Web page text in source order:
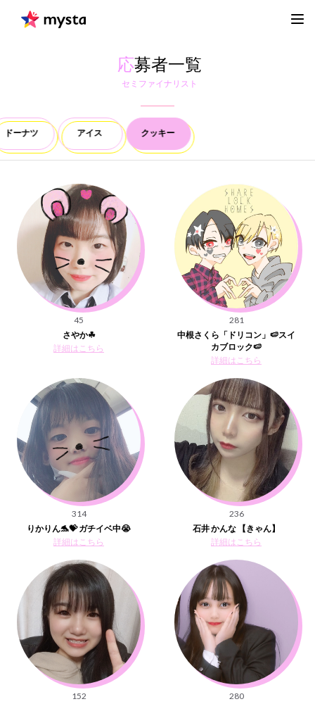
応募者一覧
セミファイナリスト
ドーナツ アイス クッキー
45
さやか☘
詳細はこちら
281
中根さくら「ドリコン」🍉スイ
カブロック🍉
詳細はこちら
314
りかりん🐬💝 ガチイベ中😭
詳細はこちら
236
石井 かんな 【きゃん】
詳細はこちら
152
280